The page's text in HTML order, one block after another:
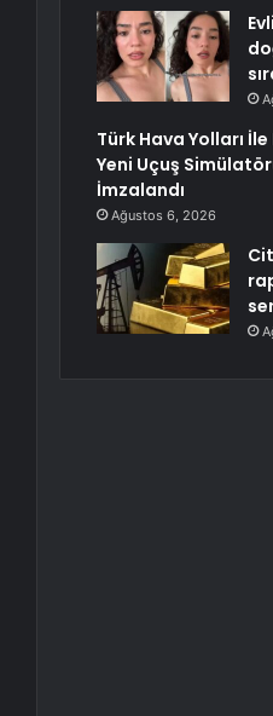
Türk Hava Yolları
Yeni Uçuş
İmzalandı
Ağustos 6, 2026